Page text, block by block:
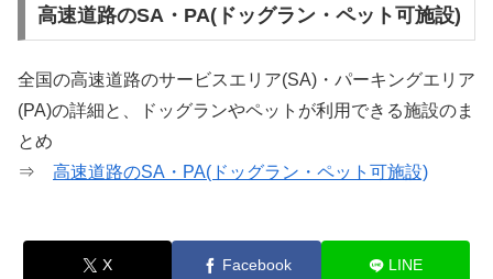
高速道路のSA・PA(ドッグラン・ペット可施設)
全国の高速道路のサービスエリア(SA)・パーキングエリア
(PA)の詳細と、ドッグランやペットが利用できる施設のま
とめ
⇒ 高速道路のSA・PA(ドッグラン・ペット可施設)
X Facebook LINE